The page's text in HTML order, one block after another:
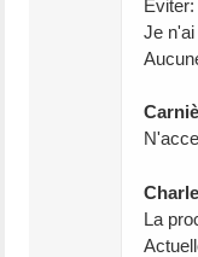
Je
La